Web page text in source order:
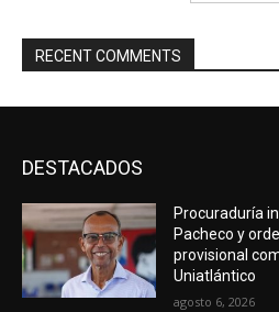
RECENT COMMENTS
DESTACADOS
Procuraduría
Pacheco y
provisional
Uniatlántico
agosto 6, 2026